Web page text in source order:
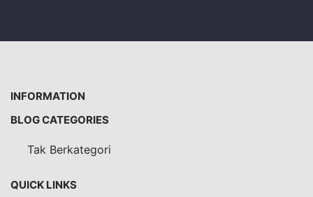
INFORMATION
BLOG CATEGORIES
Tak Berkategori
QUICK LINKS